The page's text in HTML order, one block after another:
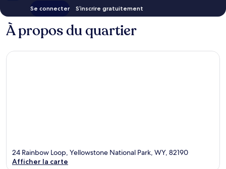
Se connecter S’inscrire gratuitement
À propos du quartier
24 Rainbow Loop, Yellowstone National Park, WY, 82190
Afficher la carte